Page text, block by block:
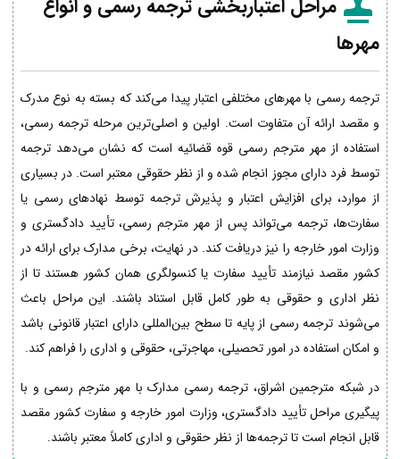
مراحل اعتباربخشی ترجمه رسمی و انواع
مهرها
ترجمه رسمی با مهرهای مختلفی اعتبار پیدا می‌کند که بسته به نوع مدرک
و مقصد ارائه آن متفاوت است. اولین و اصلی‌ترین مرحله ترجمه رسمی،
استفاده از مهر مترجم رسمی قوه قضائیه است که نشان می‌دهد ترجمه
توسط فرد دارای مجوز انجام شده و از نظر حقوقی معتبر است. در بسیاری
از موارد، برای افزایش اعتبار و پذیرش ترجمه توسط نهادهای رسمی یا
سفارت‌ها، ترجمه می‌تواند پس از مهر مترجم رسمی، تأیید دادگستری و
وزارت امور خارجه را نیز دریافت کند. در نهایت، برخی مدارک برای ارائه در
کشور مقصد نیازمند تأیید سفارت یا کنسولگری همان کشور هستند تا از
نظر اداری و حقوقی به طور کامل قابل استناد باشند. این مراحل باعث
می‌شوند ترجمه رسمی از پایه تا سطح بین‌المللی دارای اعتبار قانونی باشد
و امکان استفاده در امور تحصیلی، مهاجرتی، حقوقی و اداری را فراهم کند.
در شبکه مترجمین اشراق، ترجمه رسمی مدارک با مهر مترجم رسمی و با
پیگیری مراحل تأیید دادگستری، وزارت امور خارجه و سفارت کشور مقصد
قابل انجام است تا ترجمه‌ها از نظر حقوقی و اداری کاملاً معتبر باشند.